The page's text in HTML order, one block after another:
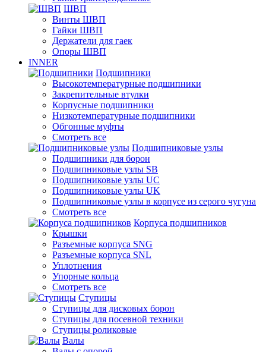
ШВП
Винты ШВП
Гайки ШВП
Держатели для гаек
Опоры ШВП
INNER
Подшипники
Высокотемпературные подшипники
Закрепительные втулки
Корпусные подшипники
Низкотемпературные подшипники
Обгонные муфты
Смотреть все
Подшипниковые узлы
Подшипники для борон
Подшипниковые узлы SB
Подшипниковые узлы UC
Подшипниковые узлы UK
Подшипниковые узлы в корпусе из серого чугуна
Смотреть все
Корпуса подшипников
Крышки
Разъемные корпуса SNG
Разъемные корпуса SNL
Уплотнения
Упорные кольца
Смотреть все
Ступицы
Ступицы для дисковых борон
Ступицы для посевной техники
Ступицы роликовые
Валы